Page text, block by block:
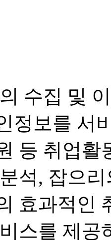
수집 및
정보를 서
등 취업활
석, 잡으
효과적인
스를 제공